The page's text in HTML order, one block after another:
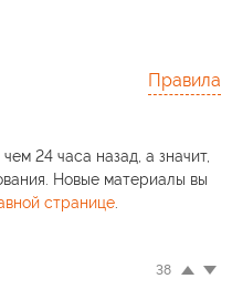
Правила
24 часа назад, а значит,
Новые материалы вы
странице.
38